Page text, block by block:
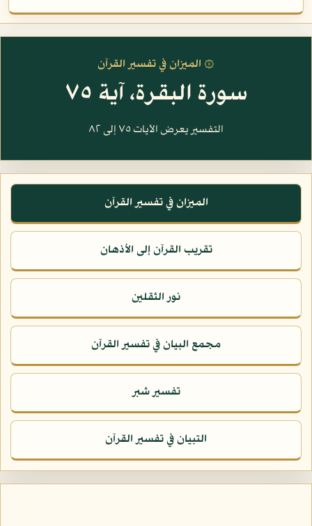
۞ الميزان في تفسير القرآن
سورة البقرة، آية ٧٥
التفسير يعرض الآيات ٧٥ إلى ٨٢
الميزان في تفسير القرآن
تقريب القرآن إلى الأذهان
نور الثقلين
مجمع البيان في تفسير القرآن
تفسير شبر
التبيان في تفسير القرآن